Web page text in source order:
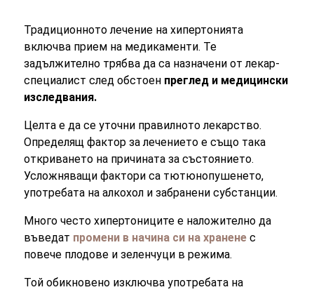
Традиционното лечение на хипертонията
включва прием на медикаменти. Те
задължително трябва да са назначени от лекар-
специалист след обстоен преглед и медицински
изследвания.
Целта е да се уточни правилното лекарство.
Определящ фактор за лечението е също така
откриването на причината за състоянието.
Усложняващи фактори са тютюнопушенето,
употребата на алкохол и забранени субстанции.
Много често хипертониците е наложително да
въведат промени в начина си на хранене с
повече плодове и зеленчуци в режима.
Той обикновено изключва употребата на